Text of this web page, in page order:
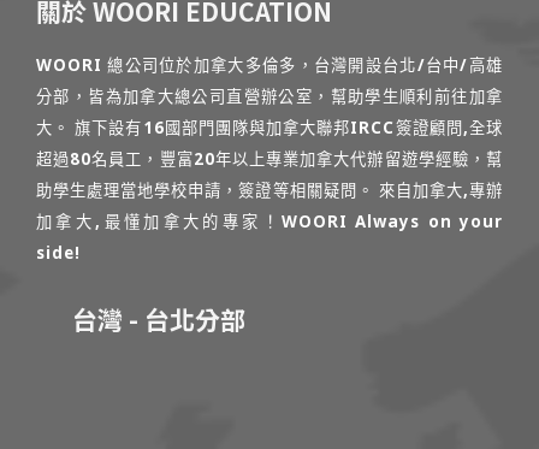
關於 WOORI EDUCATION
WOORI 總公司位於加拿大多倫多，台灣開設台北/台中/高雄
分部，皆為加拿大總公司直營辦公室，幫助學生順利前往加拿
大。 旗下設有16國部門團隊與加拿大聯邦IRCC簽證顧問,全球
超過80名員工，豐富20年以上專業加拿大代辦留遊學經驗，幫
助學生處理當地學校申請，簽證等相關疑問。 來自加拿大,專辦
加拿大,最懂加拿大的專家！WOORI Always on your
side!
台灣 - 台北分部